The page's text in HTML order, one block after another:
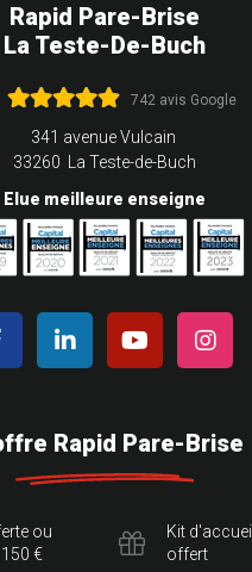
Rapid Pare-Brise
La Teste-De-Buch
742 avis Google
341 avenue Vulcain
33260 La Teste-de-Buch
Elue meilleure enseigne
Rapid Pare-Brise
ou
€
Kit d'accueil
offert